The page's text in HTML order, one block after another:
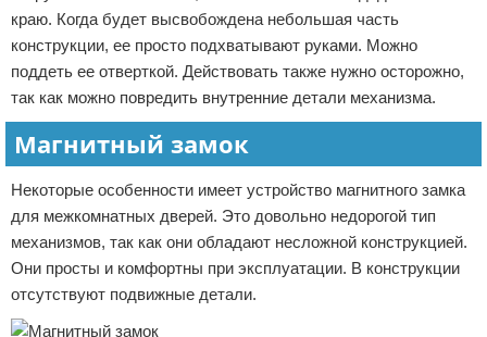
краю. Когда будет высвобождена небольшая часть
конструкции, ее просто подхватывают руками. Можно
поддеть ее отверткой. Действовать также нужно осторожно,
так как можно повредить внутренние детали механизма.
Магнитный замок
Некоторые особенности имеет устройство магнитного замка
для межкомнатных дверей. Это довольно недорогой тип
механизмов, так как они обладают несложной конструкцией.
Они просты и комфортны при эксплуатации. В конструкции
отсутствуют подвижные детали.